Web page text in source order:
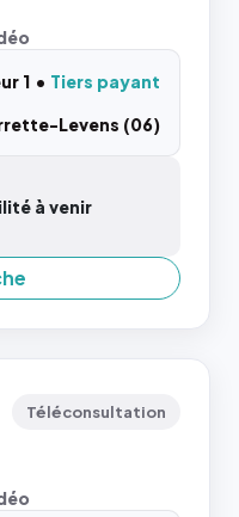
1
Tiers payant
Levens (06)
à venir
Téléconsultation